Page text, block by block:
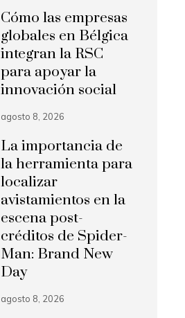
Cómo las empresas
globales en Bélgica
integran la RSC
para apoyar la
innovación social
agosto 8, 2026
La importancia de
la herramienta para
localizar
avistamientos en la
escena post-
créditos de Spider-
Man: Brand New
Day
agosto 8, 2026